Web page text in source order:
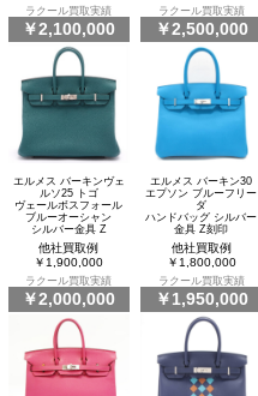
ラクール買取実績
￥2,100,000
ラクール買取実績
￥2,500,000
エルメス バーキンヴェ
ルソ25 トゴ
ヴェールボスフォール
ブルーオーシャン
シルバー金具 Z
他社買取例
￥1,900,000
ラクール買取実績
￥2,000,000
エルメス バーキン30
エプソン ブルーフリー
ダ
ハンドバッグ シルバー
金具 Z刻印
他社買取例
￥1,800,000
ラクール買取実績
￥1,950,000